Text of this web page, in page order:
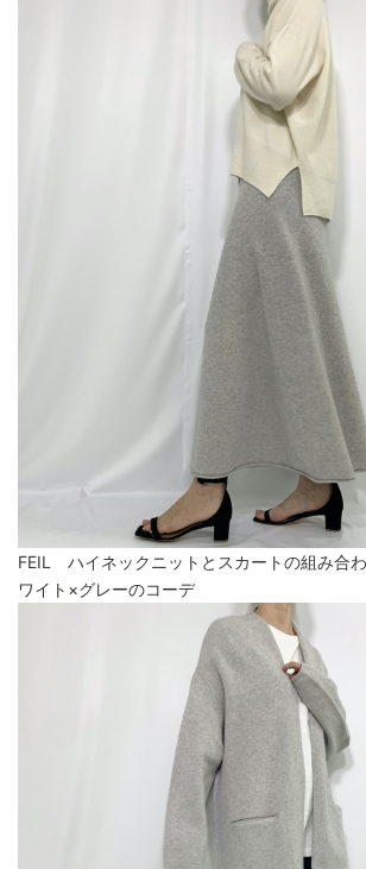
FEIL ハイネックニットとスカートの組み合
ワイト×グレーのコーデ